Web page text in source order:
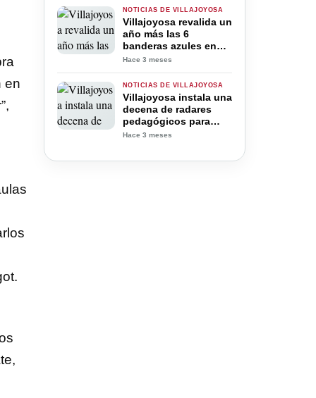
en
redacción del
proyecto
NOTICIAS DE VILLAJOYOSA
Villajoyosa revalida un
año más las 6
banderas azules en
las playas y mantiene
Marina Baixa
Hace 3 meses
NOTICIAS DE VILLAJOYOSA
Villajoyosa instala una
decena de radares
pedagógicos para
mejorar la seguridad
Hace 3 meses